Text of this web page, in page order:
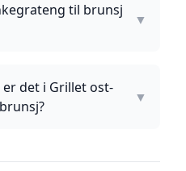
til brunsj
▼
det i Grillet ost-
▼